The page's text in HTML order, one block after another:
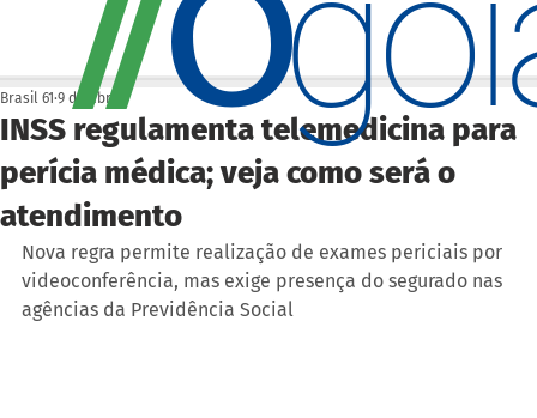
INSS regulamenta telemedicina para
perícia médica; veja como será o
atendimento
Brasil 61 9 de abr.
Nova regra permite realização de exames periciais por
videoconferência, mas exige presença do segurado nas
agências da Previdência Social